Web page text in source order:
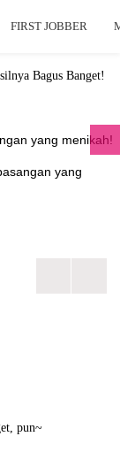
FIRST JOBBER
Bagus Banget!
yang
pun~